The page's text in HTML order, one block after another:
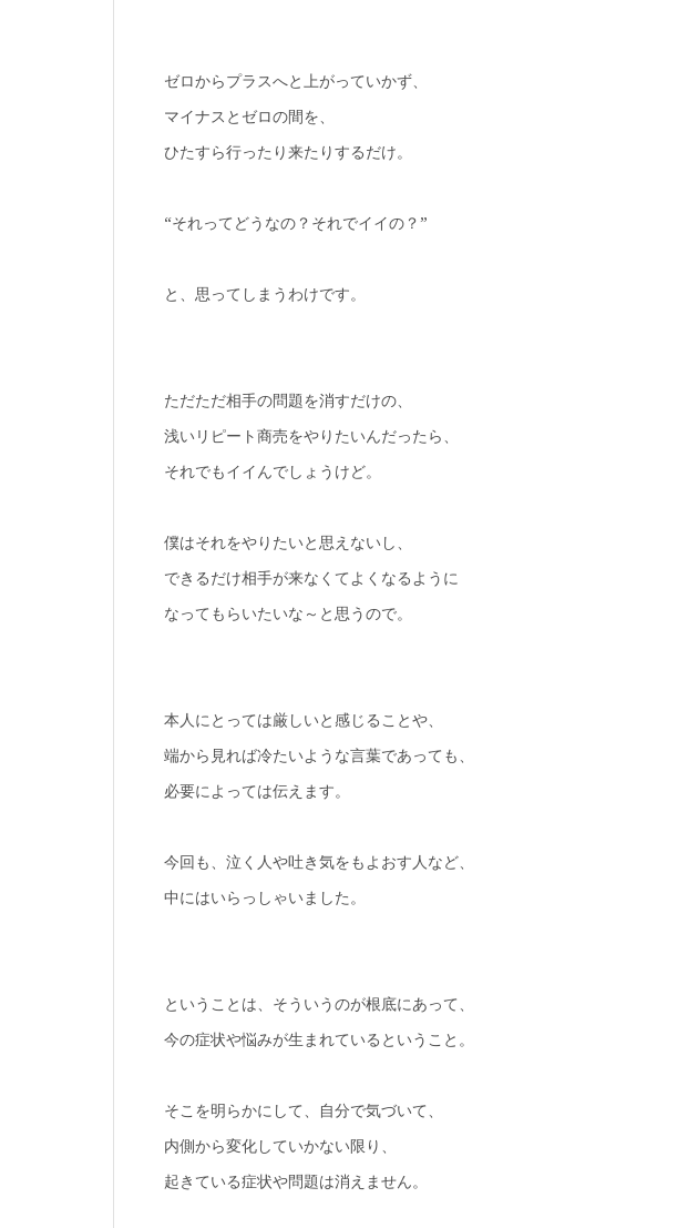
ゼロからプラスへと上がっていかず、
マイナスとゼロの間を、
ひたすら行ったり来たりするだけ。
“それってどうなの？それでイイの？”
と、思ってしまうわけです。
ただただ相手の問題を消すだけの、
浅いリピート商売をやりたいんだったら、
それでもイイんでしょうけど。
僕はそれをやりたいと思えないし、
できるだけ相手が来なくてよくなるように
なってもらいたいな～と思うので。
本人にとっては厳しいと感じることや、
端から見れば冷たいような言葉であっても、
必要によっては伝えます。
今回も、泣く人や吐き気をもよおす人など、
中にはいらっしゃいました。
ということは、そういうのが根底にあって、
今の症状や悩みが生まれているということ。
そこを明らかにして、自分で気づいて、
内側から変化していかない限り、
起きている症状や問題は消えません。